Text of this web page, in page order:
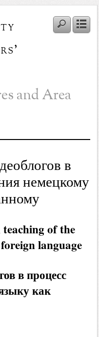
and Area
в
немецкому
of the
language
в процесс
как